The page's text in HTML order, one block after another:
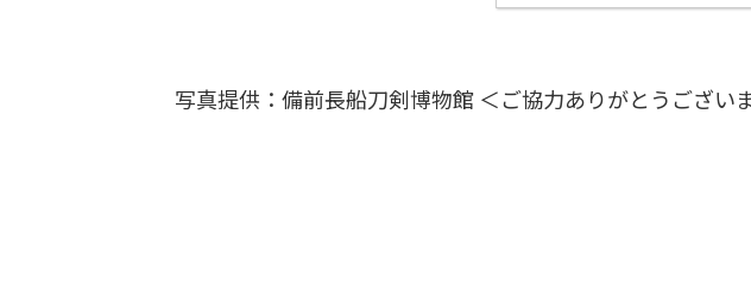
写真提供：備前長船刀剣博物館 ＜ご協力ありがとうござい